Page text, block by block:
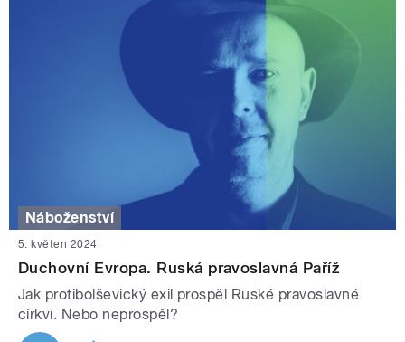
Náboženství
5. květen 2024
Duchovní Evropa. Ruská pravoslavná Paříž
Jak protibolševický exil prospěl Ruské pravoslavné
církvi. Nebo neprospěl?